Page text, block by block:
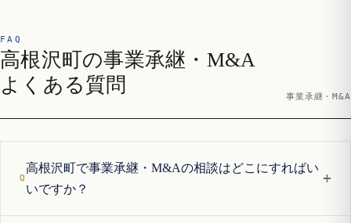
FAQ
高根沢町の事業承継・M&A
よくある質問
事業承継・M&A
高根沢町で事業承継・M&Aの相談はどこにすればい
いですか？
+